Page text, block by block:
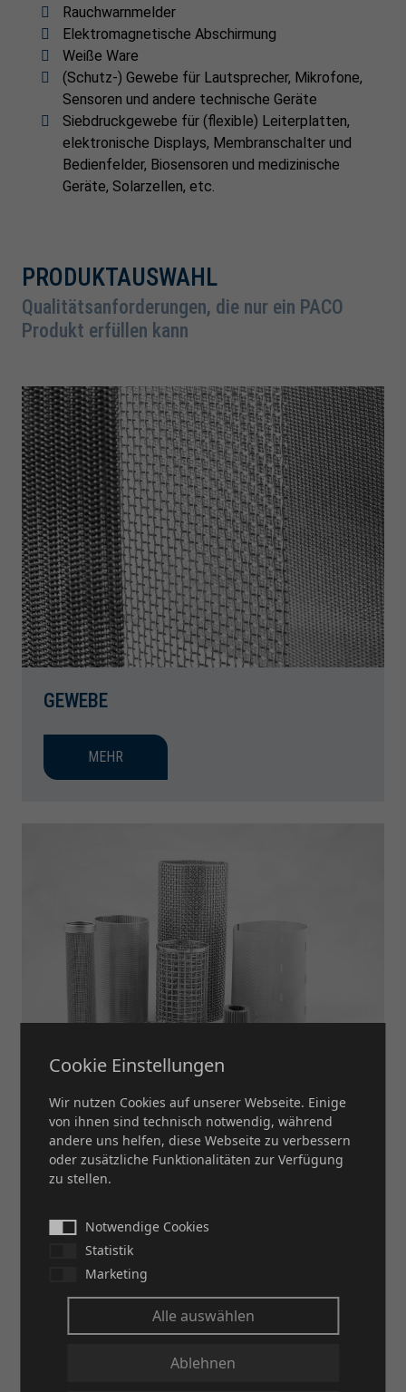
Rauchwarnmelder
Elektromagnetische Abschirmung
Weiße Ware
(Schutz-) Gewebe für Lautsprecher, Mikrofone,
Sensoren und andere technische Geräte
Siebdruckgewebe für (flexible) Leiterplatten,
elektronische Displays, Membranschalter und
Bedienfelder, Biosensoren und medizinische
Geräte, Solarzellen, etc.
PRODUKTAUSWAHL
Qualitätsanforderungen, die nur ein PACO
Produkt erfüllen kann
GEWEBE
MEHR
SIEBZYLINDER
Cookie Einstellungen
Wir nutzen Cookies auf unserer Webseite. Einige
von ihnen sind technisch notwendig, während
andere uns helfen, diese Webseite zu verbessern
oder zusätzliche Funktionalitäten zur Verfügung
zu stellen.
Notwendige Cookies
Statistik
Marketing
Alle auswählen
Ablehnen